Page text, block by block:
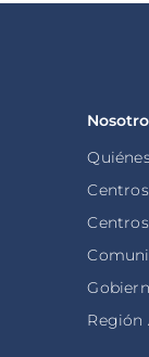
Región